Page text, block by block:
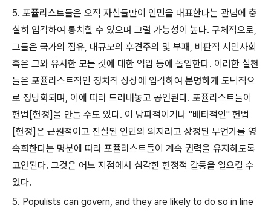
5. 포퓰리스트들은 오직 자신들만이 인민을 대표한다는 관념에 충
실히 입각하여 통치할 수 있으며 그럴 가능성이 높다. 구체적으로,
그들은 국가의 점유, 대규모의 후견주의 및 부패, 비판적 시민사회
혹은 그와 유사한 모든 것에 대한 억압 등에 돌입한다. 이러한 실천
들은 포퓰리스트적인 정치적 상상에 입각하여 분명하게 도덕적으
로 정당화되며, 이에 따라 드러내놓고 공언된다. 포퓰리스트들이
헌법[헌정]을 만들 수도 있다. 이 당파적이거나 "배타적인" 헌법
[헌정]은 근원적이고 진실된 인민의 의지라고 상정된 무언가를 영
속화한다는 명분에 따라 포퓰리스트들이 계속 권력을 유지하도록
고안된다. 그것은 어느 지점에서 심각한 헌정적 갈등을 일으킬 수
있다.
5. Populists can govern, and they are likely to do so in line